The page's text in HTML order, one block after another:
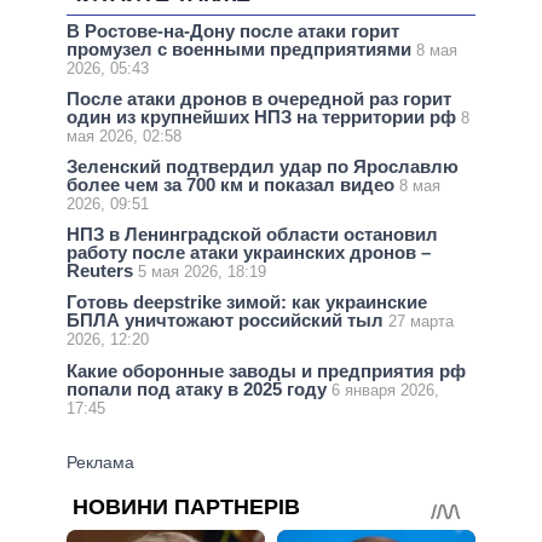
В Ростове-на-Дону после атаки горит
промузел с военными предприятиями 8 мая
2026, 05:43
После атаки дронов в очередной раз горит
один из крупнейших НПЗ на территории рф 8
мая 2026, 02:58
Зеленский подтвердил удар по Ярославлю
более чем за 700 км и показал видео 8 мая
2026, 09:51
НПЗ в Ленинградской области остановил
работу после атаки украинских дронов –
Reuters 5 мая 2026, 18:19
Готовь deepstrike зимой: как украинские
БПЛА уничтожают российский тыл 27 марта
2026, 12:20
Какие оборонные заводы и предприятия рф
попали под атаку в 2025 году 6 января 2026,
17:45